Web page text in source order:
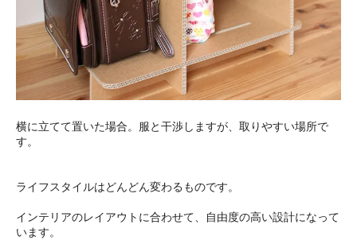
横に立てて置いた場合。服と干渉しますが、取りやすい場所で
す。
ライフスタイルはどんどん変わるものです。
インテリアのレイアウトに合わせて、自由度の高い設計になって
います。